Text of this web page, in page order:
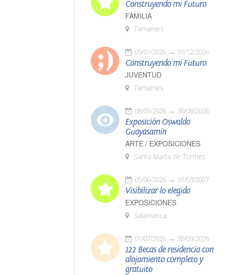
Construyendo mi Futuro
FAMILIA
Tamames
09/01/2026 31/12/2026
Construyendo mi Futuro
JUVENTUD
Tamames
08/05/2026 30/08/2026
Exposición Oswaldo
Guayasamín
ARTE / EXPOSICIONES
Santa Marta de Tormes
05/06/2026 31/03/2027
Visibilizar lo elegido
EXPOSICIONES
Salamanca
01/07/2026 30/09/2026
122 Becas de residencia con
alojamiento completo y
gratuito